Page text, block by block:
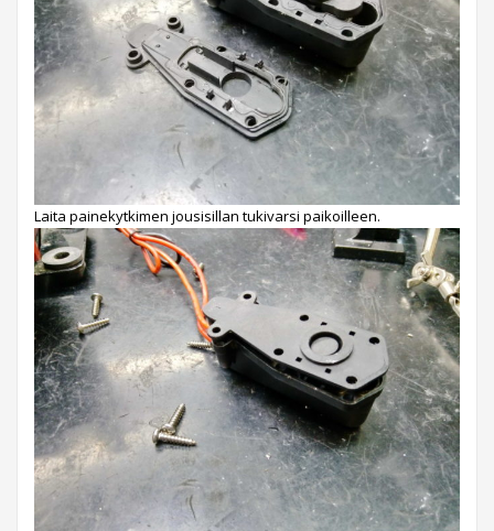
Laita painekytkimen jousisillan tukivarsi paikoilleen.